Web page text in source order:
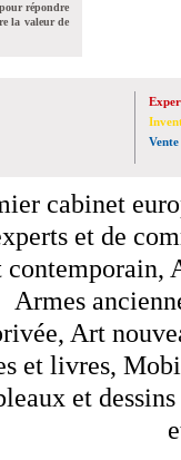
répondre
la valeur de
Vente
cabinet
et de
Armes
Art
et livres,
et